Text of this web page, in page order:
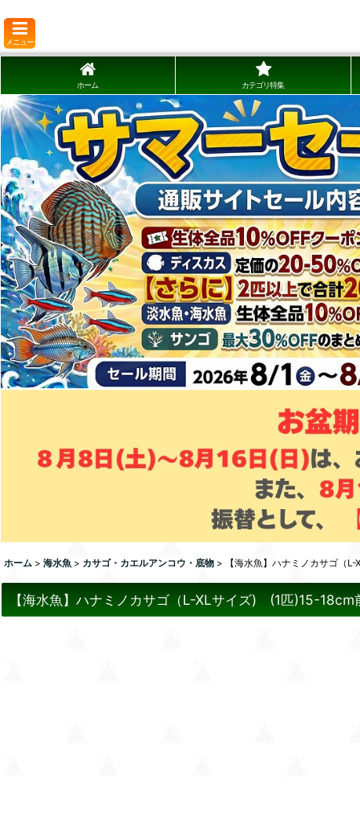
メニュー
ホーム カテゴリ特集
ホーム > 海水魚 > カサゴ・カエルアンコウ・底物 > 【海水魚】ハナミノカサゴ（
【海水魚】ハナミノカサゴ（L-XLサイズ) (1匹)15-18cm